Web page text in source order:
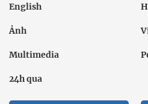
English
Ảnh
Multimedia
24h qua